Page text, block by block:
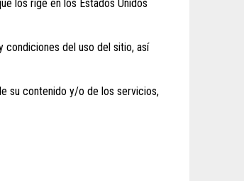
los rige en los Estados Unidos
condiciones del uso del sitio, así
su contenido y/o de los servicios,